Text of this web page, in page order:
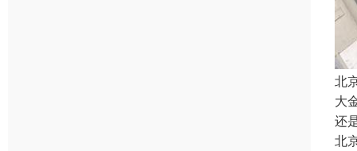
北
大
还
北